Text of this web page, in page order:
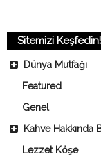
Sitemizi Keşfedin!
Dünya Mutfağı
Featured
Genel
Kahve Hakkında
Lezzet Köşe